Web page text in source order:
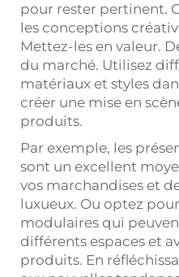
pour rester pertinent.
les conceptions
Mettez-les en valeur.
du marché. Utilisez
matériaux et styles
créer une mise en
produits.
Par exemple, les
sont un excellent
vos marchandises et
luxueux. Ou optez
modulaires qui
différents espaces et
produits. En